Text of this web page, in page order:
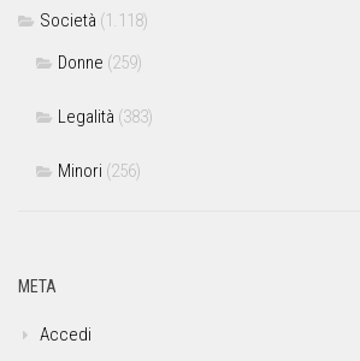
Società (1.118)
Donne (259)
Legalità (383)
Minori (256)
META
Accedi